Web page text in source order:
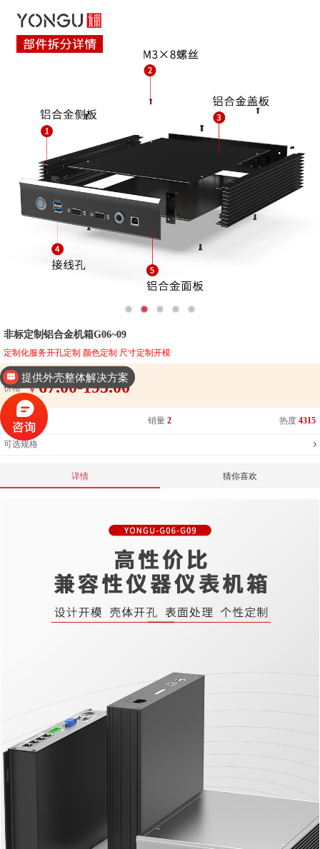
非标定制铝合金机箱G06~09
定制化服务开孔定制 颜色定制 尺寸定制开模
价格 ￥ 67.00-195.00
库存 5992 销量 2 热度 4315
可选规格
详情 猜你喜欢
提供外壳整体解决方案
工业设计、二次设计